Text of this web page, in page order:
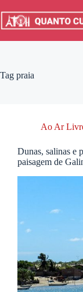
para
Tag praia
Ao Ar
Dunas, salinas e
paisagem de